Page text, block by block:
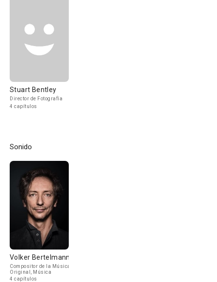
Stuart Bentley
Director de Fotografía
4 capítulos
Sonido
Volker Bertelmann
Compositor de la Música
Original, Música
4 capítulos